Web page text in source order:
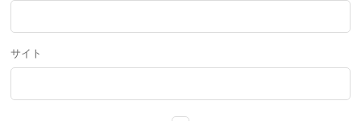
サイト